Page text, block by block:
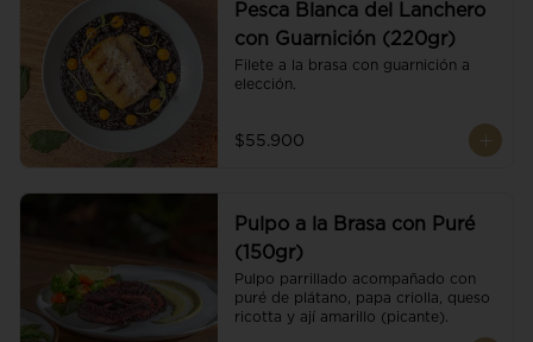
Pesca Blanca del Lanchero
con Guarnición (220gr)
Filete a la brasa con guarnición a
elección.
$55.900
Pulpo a la Brasa con Puré
(150gr)
Pulpo parrillado acompañado con
puré de plátano, papa criolla, queso
ricotta y ají amarillo (picante).